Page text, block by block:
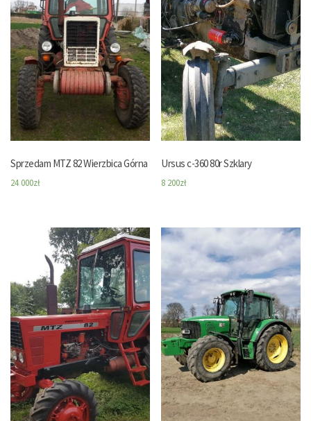
Sprzedam MTZ 82 Wierzbica Górna
24 000zł
Ursus c-360 80r Szklary
8 200zł